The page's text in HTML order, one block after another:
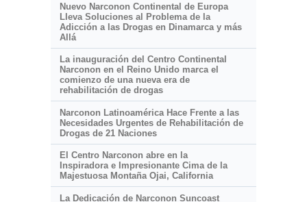
Nuevo Narconon Continental de Europa
Lleva Soluciones al Problema de la
Adicción a las Drogas en Dinamarca y más
Allá
La inauguración del Centro Continental
Narconon en el Reino Unido marca el
comienzo de una nueva era de
rehabilitación de drogas
Narconon Latinoamérica Hace Frente a las
Necesidades Urgentes de Rehabilitación de
Drogas de 21 Naciones
El Centro Narconon abre en la
Inspiradora e ImpresionanteCima de la
Majestuosa Montaña Ojai, California
La Dedicación de Narconon Suncoast